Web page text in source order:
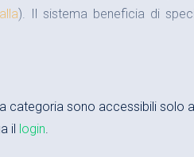
). Il sistema beneficia di
e sbloccaggio pneumatico
qualità, con superfici
e sbloccaggio tramite sensori
categoria sono accessibili solo
il login.